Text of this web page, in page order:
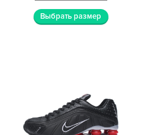
Выбрать размер